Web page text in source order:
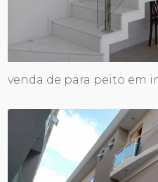
venda de para peito em